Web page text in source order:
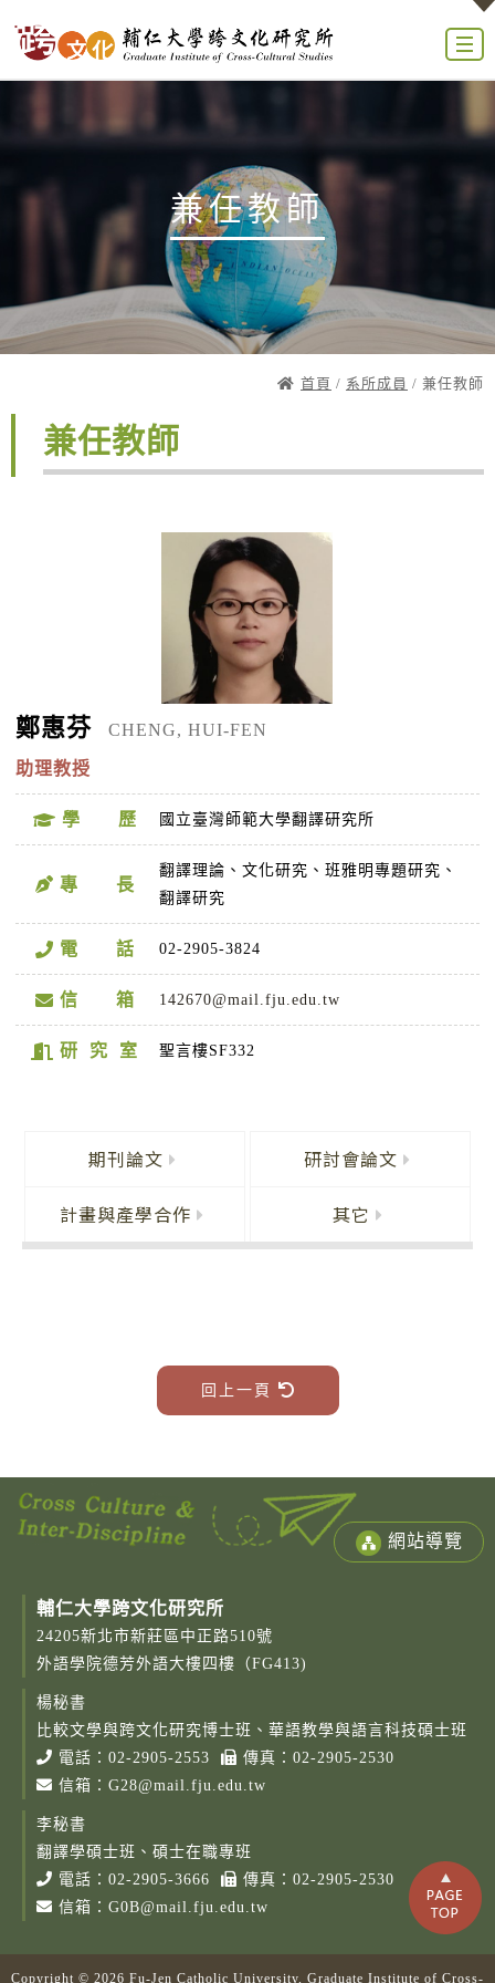
兼任教師
首頁 / 系所成員 / 兼任教師
兼任教師
鄭惠芬 CHENG, HUI-FEN
助理教授
學 歷 國立臺灣師範大學翻譯研究所
專 長
翻譯理論、文化研究、班雅明專題研究、
翻譯研究
電 話 02-2905-3824
信 箱 142670@mail.fju.edu.tw
研 究 室 聖言樓SF332
期刊論文 研討會論文
計畫與產學合作 其它
回上一頁
網站導覽
輔仁大學跨文化研究所
24205新北市新莊區中正路510號
外語學院德芳外語大樓四樓（FG413)
楊秘書
比較文學與跨文化研究博士班、華語教學與語言科技碩士班
電話： 02-2905-2553
傳真：02-2905-2530
信箱： G28@mail.fju.edu.tw
李秘書
翻譯學碩士班、碩士在職專班
電話： 02-2905-3666
傳真：02-2905-2530
信箱： G0B@mail.fju.edu.tw
Copyright © 2026 Fu-Jen Catholic University, Graduate Institute of Cross-